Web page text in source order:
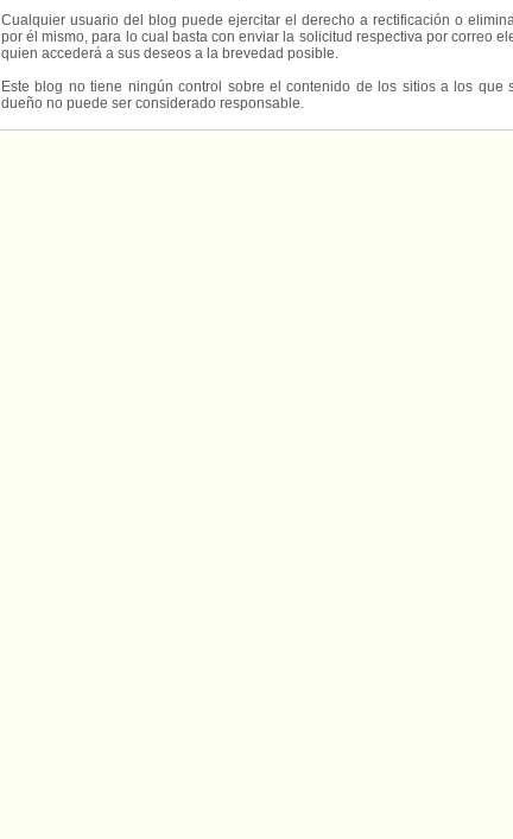
Cualquier usuario del blog puede ejercitar el derecho a rectificación o
por él mismo, para lo cual basta con enviar la solicitud respectiva por correo
quien accederá a sus deseos a la brevedad posible.
Este blog no tiene ningún control sobre el contenido de los sitios a los que
dueño no puede ser considerado responsable.